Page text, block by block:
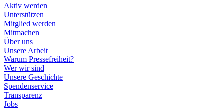
Aktiv werden
Unterstützen
Mitglied werden
Mitmachen
Über uns
Unsere Arbeit
Warum Pressefreiheit?
Wer wir sind
Unsere Geschichte
Spendenservice
Transparenz
Jobs